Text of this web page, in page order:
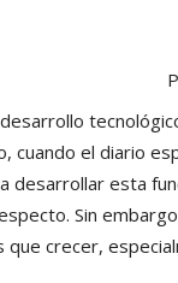
cuando el diario
desarrollar esta
Sin
que crecer,